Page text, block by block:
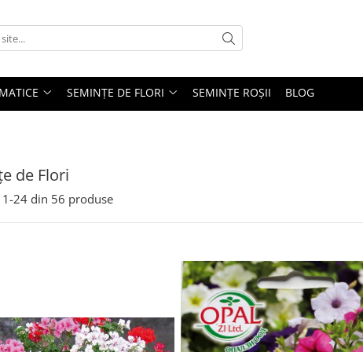
SEMINȚE DE FLORI SEMINȚE ROȘII BLOG
de Flori
1-24 din 56 produse